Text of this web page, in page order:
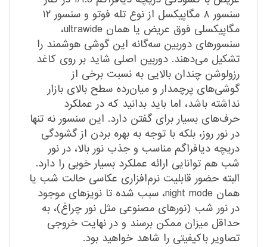
سنسور ۸ مگاپیکسل از نوع تله فوتو و سنسور ۱۲
مگاپیکسلی فوق عریض یا همان ultrawide،
سنسور‌های دوربین سه‌گانه این گوشی هوشمند را
تشکیل می‌دهند. دوربین اصلی شاید بر روی کاغد
رزولوشن چندان بالایی به نسبت برخی از
گوشی‌های پرچمدار و میان‌رده سطح بالای بازار
نداشته باشد، اما باید بدانید که در عملکرد
حرف‌های بسیار برای گفتن دارد. این سنسور نه تنها
در نور روز، بلکه با توجه به بهره بردن از گشودگی
دریچه دیافراگم مناسب و جذب نور بالا، در نور
شب هم توانایی ارائه عملکرد بسیار خوبی را دارد.
البته حضور قابلیت نرم‌افزاری عکاسی حالت شب یا
همان night mode، سبب شده تا نویز‌های موجود
در نور شب (نور‌های مصنوعی مثل نور چراغ)، به
حداقل میزان ممکن برسند و در نهایت خروجی
تصاویر با‌کیفیتی را شاهد خواهید بود.